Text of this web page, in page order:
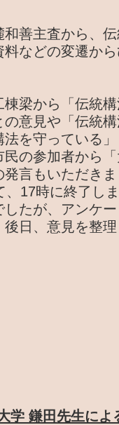
善主査から、
などの変遷か
梁から「伝統
意見や「伝統
を守っている
民の参加者から
言もいただき
、17時に終了し
たが、アンケ
日、意見を整
学 鎌田先生によ